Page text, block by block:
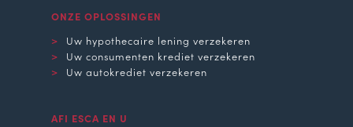
ONZE OPLOSSINGEN
Uw hypothecaire lening verzekeren
Uw consumenten krediet verzekeren
Uw autokrediet verzekeren
AFI ESCA EN U